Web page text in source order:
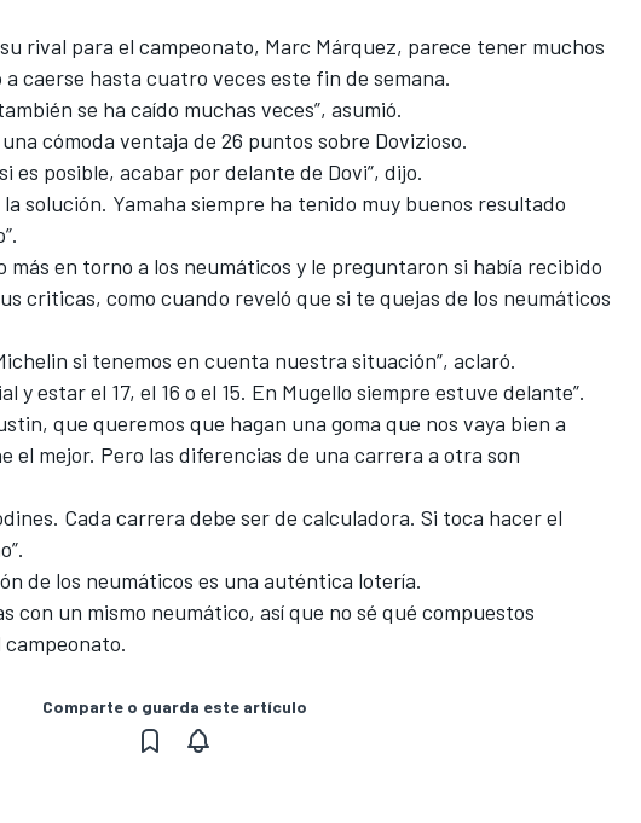
su rival para el campeonato, Marc Márquez, parece tener muchos
caerse hasta cuatro veces este fin de semana.
se ha caído muchas veces”, asumió.
cómoda ventaja de 26 puntos sobre Dovizioso.
es posible, acabar por delante de Dovi”, dijo.
solución. Yamaha siempre ha tenido muy buenos resultado
más en torno a los neumáticos y le preguntaron si había recibido
criticas, como cuando reveló que si te quejas de los neumáticos
si tenemos en cuenta nuestra situación”, aclaró.
y estar el 17, el 16 o el 15. En Mugello siempre estuve delante”.
que queremos que hagan una goma que nos vaya bien a
el mejor. Pero las diferencias de una carrera a otra son
Cada carrera debe ser de calculadora. Si toca hacer el
de los neumáticos es una auténtica lotería.
con un mismo neumático, así que no sé qué compuestos
campeonato.
Comparte o guarda este artículo